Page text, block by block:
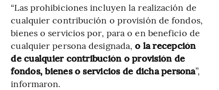
“Las prohibiciones incluyen la realización de
cualquier contribución o provisión de fondos,
bienes o servicios por, para o en beneficio de
cualquier persona designada,o la recepción
de cualquier contribución o provisión de
fondos, bienes o servicios de dicha persona”,
informaron.